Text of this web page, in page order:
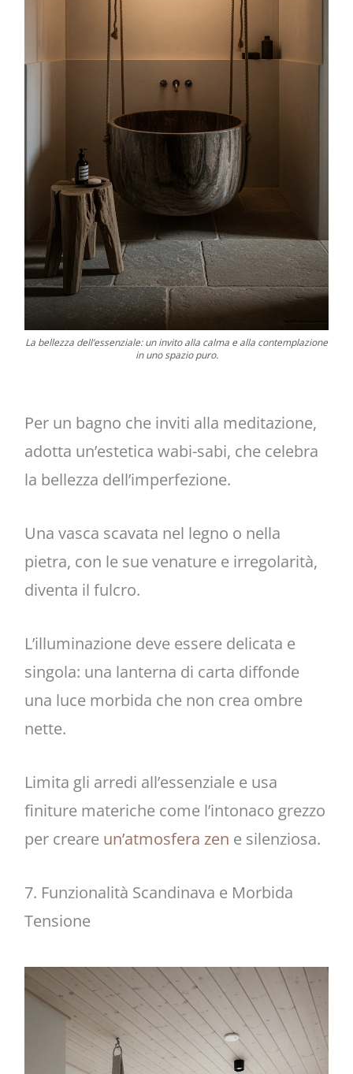
La bellezza dell’essenziale: un invito alla calma e alla contemplazione
in uno spazio puro.
Per un bagno che inviti alla meditazione,
adotta un’estetica wabi-sabi, che celebra
la bellezza dell’imperfezione.
Una vasca scavata nel legno o nella
pietra, con le sue venature e irregolarità,
diventa il fulcro.
L’illuminazione deve essere delicata e
singola: una lanterna di carta diffonde
una luce morbida che non crea ombre
nette.
Limita gli arredi all’essenziale e usa
finiture materiche come l’intonaco grezzo
per creare un’atmosfera zen e silenziosa.
7. Funzionalità Scandinava e Morbida
Tensione